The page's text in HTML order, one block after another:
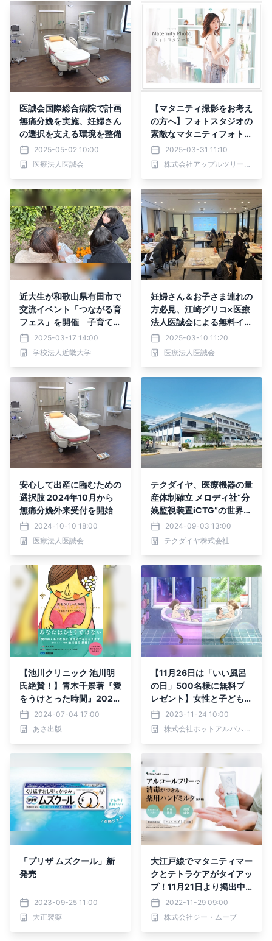
医誠会国際総合病院で計画
無痛分娩を実施、妊婦さん
の選択を支える環境を整備
2025-05-02 10:00
医療法人医誠会
【マタニティ撮影をお考え
の方へ】フォトスタジオの
素敵なマタニティフォト紹
介
2025-03-31 11:10
株式会社アップルツリーファクトリー
近大生が和歌山県有田市で
交流イベント「つながる育
フェス」を開催 子育て世
代や出産を控えた妊婦の交
流を通して地域活性化に貢
献
2025-03-17 14:00
学校法人近畿大学
妊婦さん＆お子さま連れの
方必見、江崎グリコ×医療
法人医誠会による無料イベ
ント開催2025-03-10 11:20
医療法人医誠会
安心して出産に臨むための
選択肢 2024年10月から
無痛分娩外来受付を開始
2024-10-10 18:00
医療法人医誠会
テクダイヤ、医療機器の量
産体制確立 メロディ社“分
娩監視装置iCTG”の世界シ
ェア拡大をサポート
2024-09-03 13:00
テクダイヤ株式会社
【池川クリニック 池川明
氏絶賛！】青木千景著『愛
をうけとった時間』2024
年7月9日刊行
2024-07-04 17:00
あさ出版
【11月26日は「いい風呂
の日」500名様に無料プ
レゼント】女性と子どもを
守る”NUCCS健康入浴習
慣”キャンペーン開催！
2023-11-24 10:00
株式会社ホットアルバム炭酸泉タブレット
「プリザ ムズクール」新
発売
2023-09-25 11:00
大正製薬
大江戸線でマタニティマー
クとテトラケアがタイアッ
プ！11月21日より掲出中
｜妊産婦さんにも優しいア
ルコールフリーの「テトラ
ケア」がマタニティマーク
2022-11-29 09:00
株式会社ジー・ムーブ